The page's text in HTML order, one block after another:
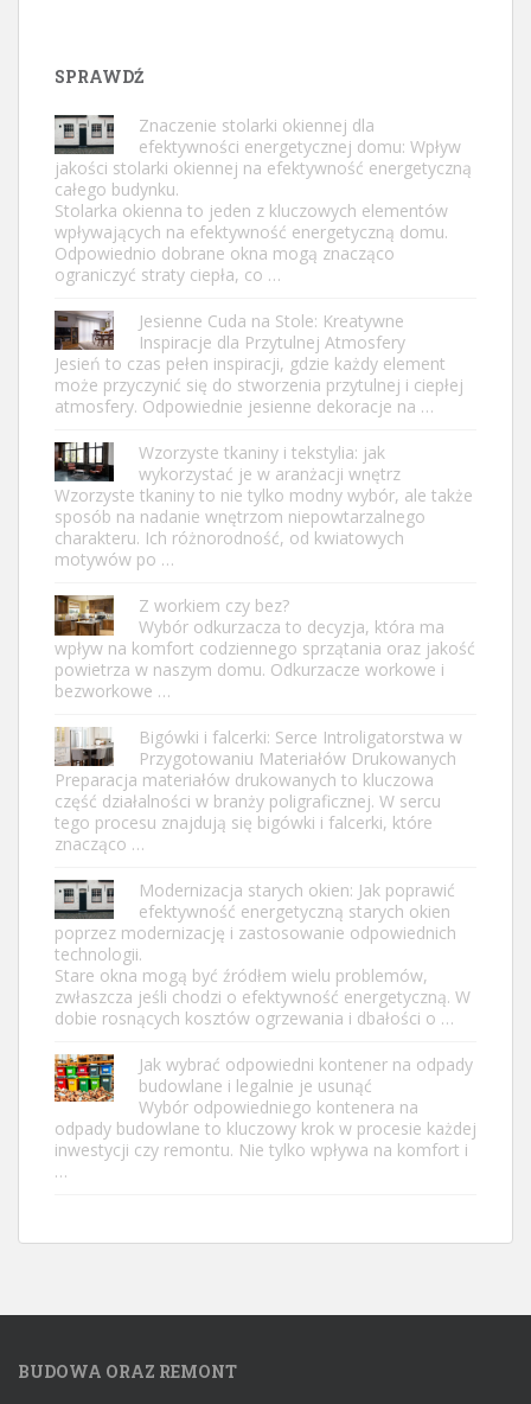
SPRAWDŹ
Znaczenie stolarki okiennej dla
efektywności energetycznej domu: Wpływ
jakości stolarki okiennej na efektywność energetyczną
całego budynku.
Stolarka okienna to jeden z kluczowych elementów
wpływających na efektywność energetyczną domu.
Odpowiednio dobrane okna mogą znacząco
ograniczyć straty ciepła, co …
Jesienne Cuda na Stole: Kreatywne
Inspiracje dla Przytulnej Atmosfery
Jesień to czas pełen inspiracji, gdzie każdy element
może przyczynić się do stworzenia przytulnej i ciepłej
atmosfery. Odpowiednie jesienne dekoracje na …
Wzorzyste tkaniny i tekstylia: jak
wykorzystać je w aranżacji wnętrz
Wzorzyste tkaniny to nie tylko modny wybór, ale także
sposób na nadanie wnętrzom niepowtarzalnego
charakteru. Ich różnorodność, od kwiatowych
motywów po …
Z workiem czy bez?
Wybór odkurzacza to decyzja, która ma
wpływ na komfort codziennego sprzątania oraz jakość
powietrza w naszym domu. Odkurzacze workowe i
bezworkowe …
Bigówki i falcerki: Serce Introligatorstwa w
Przygotowaniu Materiałów Drukowanych
Preparacja materiałów drukowanych to kluczowa
część działalności w branży poligraficznej. W sercu
tego procesu znajdują się bigówki i falcerki, które
znacząco …
Modernizacja starych okien: Jak poprawić
efektywność energetyczną starych okien
poprzez modernizację i zastosowanie odpowiednich
technologii.
Stare okna mogą być źródłem wielu problemów,
zwłaszcza jeśli chodzi o efektywność energetyczną. W
dobie rosnących kosztów ogrzewania i dbałości o …
Jak wybrać odpowiedni kontener na odpady
budowlane i legalnie je usunąć
Wybór odpowiedniego kontenera na
odpady budowlane to kluczowy krok w procesie każdej
inwestycji czy remontu. Nie tylko wpływa na komfort i
…
BUDOWA ORAZ REMONT